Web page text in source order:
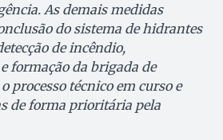
As demais medidas
do sistema de hidrantes
de incêndio,
formação da brigada de
processo técnico em curso e
de forma prioritária pela